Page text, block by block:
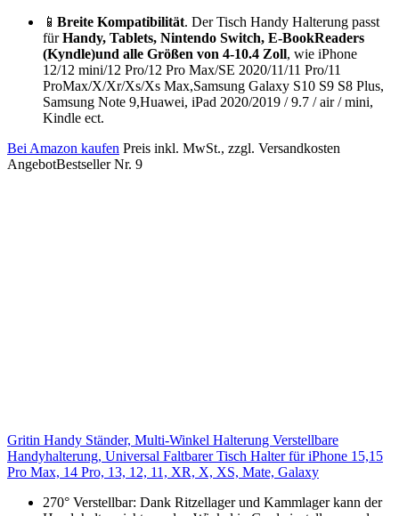
📱 Breite Kompatibilität. Der Tisch Handy Halterung passt
fürHandy, Tablets, Nintendo Switch, E-BookReaders
(Kyndle)und alle Größen von 4-10.4 Zoll, wie iPhone
12/12 mini/12 Pro/12 Pro Max/SE 2020/11/11 Pro/11
ProMax/X/Xr/Xs/Xs Max,Samsung Galaxy S10 S9 S8 Plus,
Samsung Note 9,Huawei, iPad 2020/2019 / 9.7 / air / mini,
Kindle ect.
Bei Amazon kaufen Preis inkl. MwSt., zzgl. Versandkosten
AngebotBestseller Nr. 9
Gritin Handy Ständer, Multi-Winkel Halterung Verstellbare
Handyhalterung, Universal Faltbarer Tisch Halter für iPhone 15,15
Pro Max, 14 Pro, 13, 12, 11, XR, X, XS, Mate, Galaxy
270° Verstellbar: Dank Ritzellager und Kammlager kann der